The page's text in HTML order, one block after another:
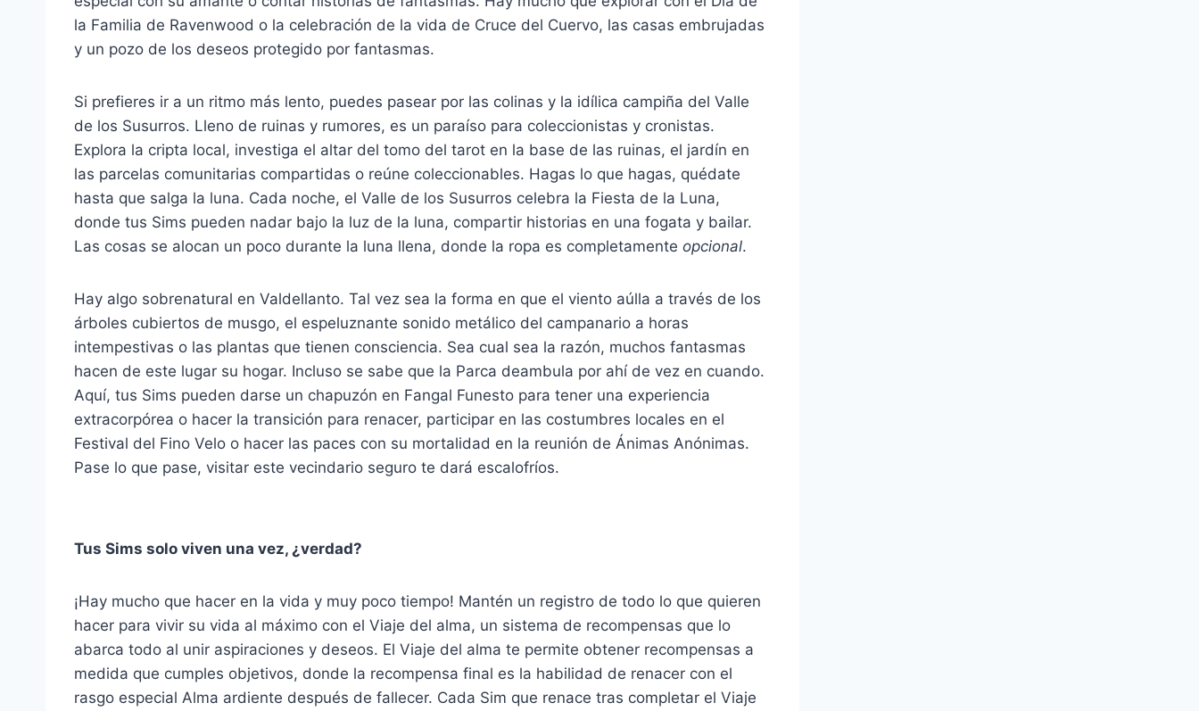
la Familia de Ravenwood o la celebración de la vida de Cruce del Cuervo, las casas embrujadas
y un pozo de los deseos protegido por fantasmas.
Si prefieres ir a un ritmo más lento, puedes pasear por las colinas y la idílica campiña del Valle
de los Susurros. Lleno de ruinas y rumores, es un paraíso para coleccionistas y cronistas.
Explora la cripta local, investiga el altar del tomo del tarot en la base de las ruinas, el jardín en
las parcelas comunitarias compartidas o reúne coleccionables. Hagas lo que hagas, quédate
hasta que salga la luna. Cada noche, el Valle de los Susurros celebra la Fiesta de la Luna,
donde tus Sims pueden nadar bajo la luz de la luna, compartir historias en una fogata y bailar.
Las cosas se alocan un poco durante la luna llena, donde la ropa es completamente opcional.
Hay algo sobrenatural en Valdellanto. Tal vez sea la forma en que el viento aúlla a través de los
árboles cubiertos de musgo, el espeluznante sonido metálico del campanario a horas
intempestivas o las plantas que tienen consciencia. Sea cual sea la razón, muchos fantasmas
hacen de este lugar su hogar. Incluso se sabe que la Parca deambula por ahí de vez en cuando.
Aquí, tus Sims pueden darse un chapuzón en Fangal Funesto para tener una experiencia
extracorpórea o hacer la transición para renacer, participar en las costumbres locales en el
Festival del Fino Velo o hacer las paces con su mortalidad en la reunión de Ánimas Anónimas.
Pase lo que pase, visitar este vecindario seguro te dará escalofríos.
Tus Sims solo viven una vez, ¿verdad?
¡Hay mucho que hacer en la vida y muy poco tiempo! Mantén un registro de todo lo que quieren
hacer para vivir su vida al máximo con el Viaje del alma, un sistema de recompensas que lo
abarca todo al unir aspiraciones y deseos. El Viaje del alma te permite obtener recompensas a
medida que cumples objetivos, donde la recompensa final es la habilidad de renacer con el
rasgo especial Alma ardiente después de fallecer. Cada Sim que renace tras completar el Viaje